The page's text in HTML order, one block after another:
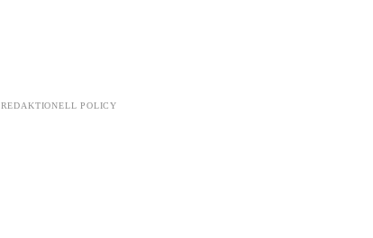
REDAKTIONELL POLICY